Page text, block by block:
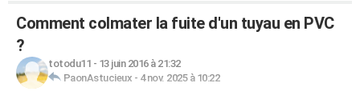
Comment colmater la fuite d'un tuyau en PVC
?
totodu11 - 13 juin 2016 à 21:32
PaonAstucieux - 4 nov. 2025 à 10:22